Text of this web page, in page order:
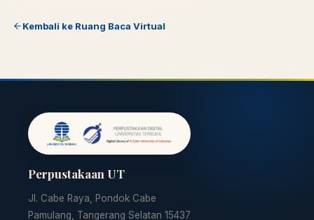
Kembali ke Ruang Baca Virtual
Perpustakaan UT
Jl. Cabe Raya, Pondok Cabe
Pamulang, Tangerang Selatan 15437